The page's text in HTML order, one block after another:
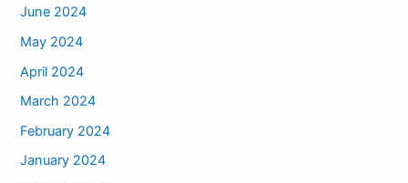
June 2024
May 2024
April 2024
March 2024
February 2024
January 2024